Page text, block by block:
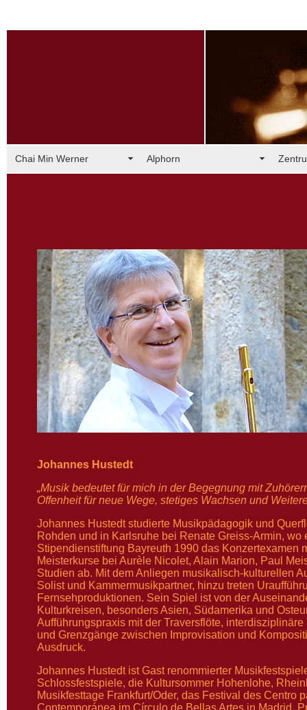
Chai Min Werner Alphorn
Johannes Hustedt
„Musik bedeutet für mich in der Begegnung mit
Offenheit für neue Wege, stetiges Wachsen und
Johannes Hustedt studierte Musikpädagogik und
Rohden und in Karlsruhe bei Renate Greiss-Armin,
Stipendienstiftung Bayreuth 1990 das Konzertexamen
Meisterkurse bei Aurèle Nicolet, Alain Marion, Paul
Studien ab. Mit dem Anliegen musikalisch-kulturellen
Solist und Kammermusikpartner, hinzu treten
Fernsehproduktionen. Sein Spiel ist von der
Kulturkreisen, besonders Asien, Südamerika und
Aufführungspraxis mit der Traversflöte,
und Grenzgänge zwischen Improvisation und
Ausdruck.
Johannes Hustedt ist Gast renommierter
Schlossfestspiele, die Kultursommer Hohenlohe,
Musikfesttage Frankfurt/Oder, das Festival des Centro
Contemporánea im Círculo de Bellas Artes in Madrid,